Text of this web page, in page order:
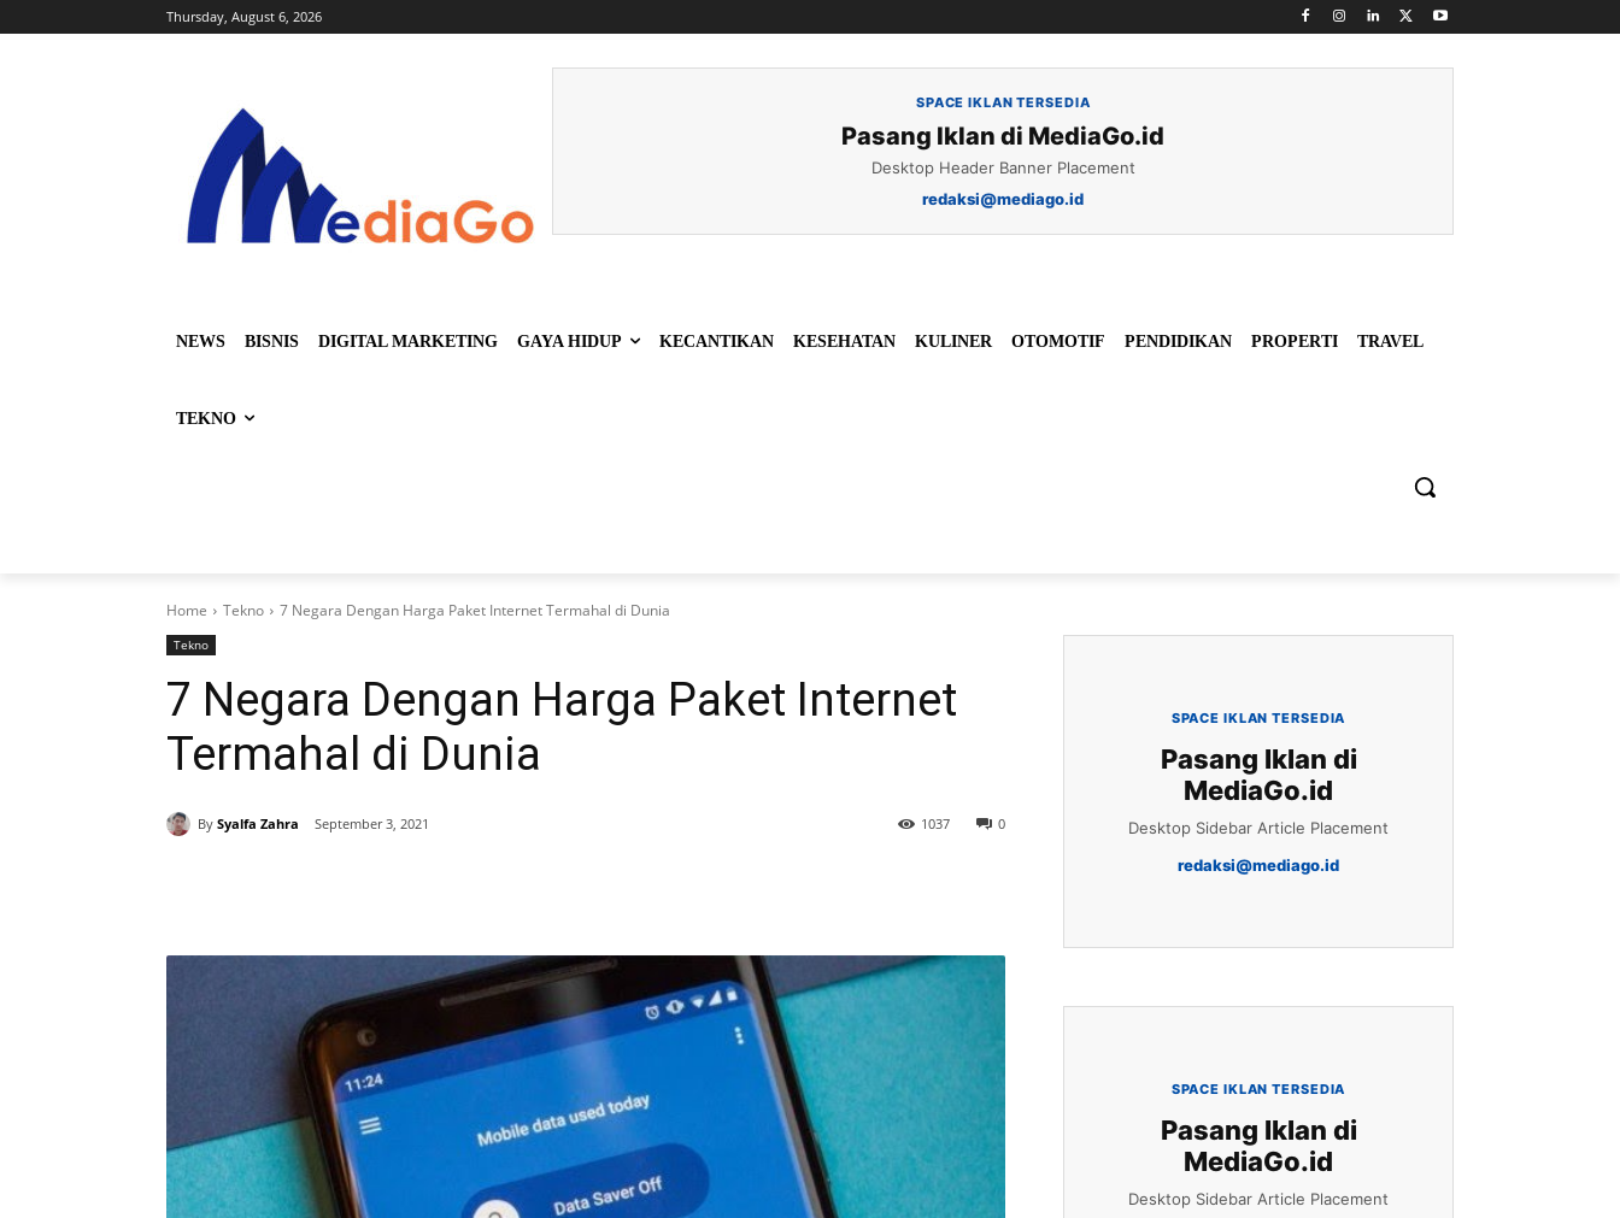
Thursday, August 6, 2026
SPACE IKLAN TERSEDIA
Pasang Iklan di MediaGo.id
Desktop Header Banner Placement
redaksi@mediago.id
NEWS BISNIS DIGITAL MARKETING GAYA HIDUP KECANTIKAN KESEHATAN KULINER OTOMOTIF PENDIDIKAN PROPERTI TRAVEL
TEKNO
Home Tekno 7 Negara Dengan Harga Paket Internet Termahal di Dunia
Tekno
7 Negara Dengan Harga Paket Internet
Termahal di Dunia
By Syalfa Zahra September 3, 2021 0
1037
SPACE IKLAN TERSEDIA
Pasang Iklan di
MediaGo.id
Desktop Sidebar Article Placement
redaksi@mediago.id
SPACE IKLAN TERSEDIA
Pasang Iklan di
MediaGo.id
Desktop Sidebar Article Placement